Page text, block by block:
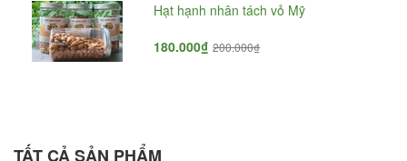
Hạt hạnh nhân tách vỏ Mỹ
180.000₫ 200.000₫
TẤT CẢ SẢN PHẨM